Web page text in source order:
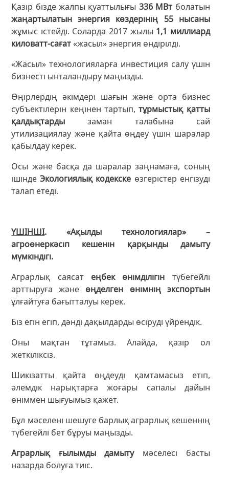
Қазір бізде жалпы қуаттылығы 336 МВт болатын
жаңартылатын энергия көздерінің 55 нысаны
жұмыс істейді. Соларда 2017 жылы 1,1 миллиард
киловатт-сағат«жасыл» энергия өндірілді.
«Жасыл» технологияларға инвестиция салу үшін
бизнесті ынталандыру маңызды.
Өңірлердің әкімдері шағын және орта бизнес
субъектілерін кеңінен тартып,тұрмыстық қатты
қалдықтарды заман талабына сай
утилизациялау және қайта өңдеу үшін шаралар
қабылдау керек.
Осы және басқа да шаралар заңнамаға, соның
ішіндеЭкологиялық кодекске өзгерістер енгізуді
талап етеді.
ҮШІНШІ. «Ақылды технологиялар» –
агроөнеркәсіп кешенін қарқынды дамыту
мүмкіндігі.
Аграрлық саясат еңбек өнімділігін түбегейлі
арттыруға және өңделген өнімнің экспортын
ұлғайтуға бағытталуы керек.
Біз егін егіп, дәнді дақылдарды өсіруді үйрендік.
Оны мақтан тұтамыз. Алайда, қазір ол
жеткіліксіз.
Шикізатты қайта өңдеуді қамтамасыз етіп,
әлемдік нарықтарға жоғары сапалы дайын
өніммен шығуымыз қажет.
Бұл мәселені шешуге барлық аграрлық кешеннің
түбегейлі бет бұруы маңызды.
Аграрлық ғылымды дамытумәселесі басты
назарда болуға тиіс.